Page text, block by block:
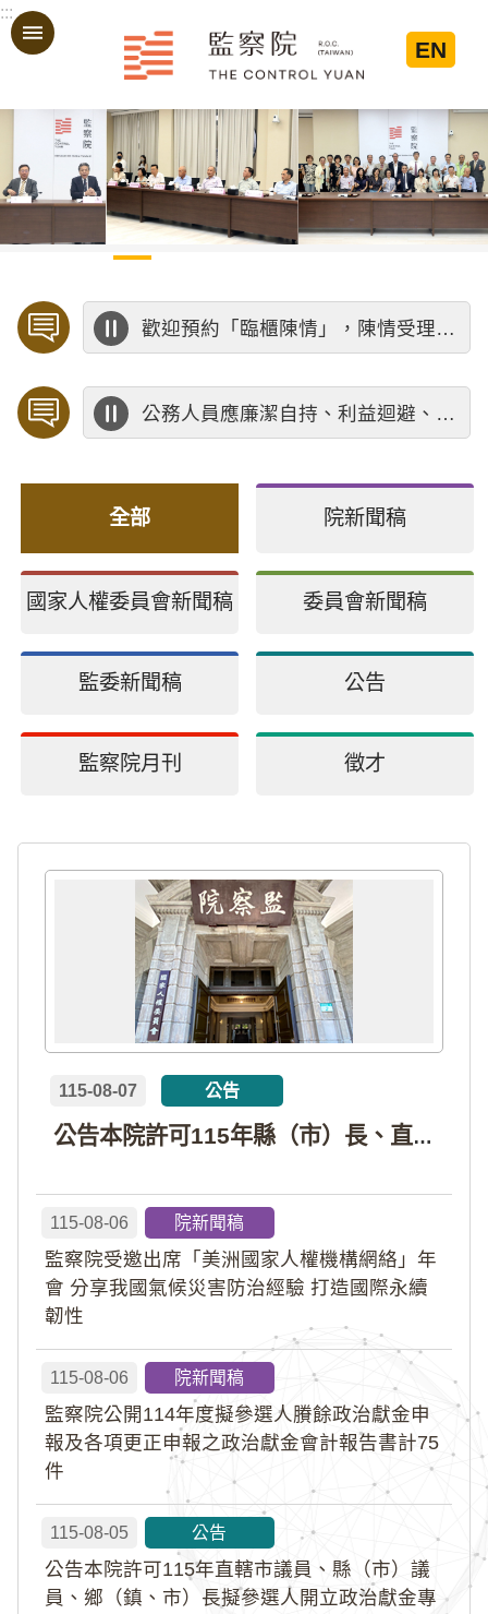
跳到主要內容區塊
:::
EN
歡迎預約「臨櫃陳情」，陳情受理中心將優先排定人員與您接談，釐清案情爭點後收案處理，以節省您的寶貴時間。
公務人員應廉潔自持、利益迴避、依法公正執行公務～考試院公務人員保障暨培訓委員會～
全部 院新聞稿
國家人權委員會新聞稿 委員會新聞稿
監委新聞稿 公告
監察院月刊 徵才
公告本院許可115年縣（市）長、直轄市議員、縣（市）議員擬參選人開立政治獻金專戶共計4戶。各專戶得收受政治獻金期間為自專戶許可設立日起至115年11月27日止，專戶名冊詳如附件。
115-08-07 公告
115-08-06 院新聞稿
監察院受邀出席「美洲國家人權機構網絡」年
會 分享我國氣候災害防治經驗 打造國際永續
韌性
115-08-06 院新聞稿
監察院公開114年度擬參選人賸餘政治獻金申
報及各項更正申報之政治獻金會計報告書計75
件
115-08-05 公告
公告本院許可115年直轄市議員、縣（市）議
員、鄉（鎮、市）長擬參選人開立政治獻金專